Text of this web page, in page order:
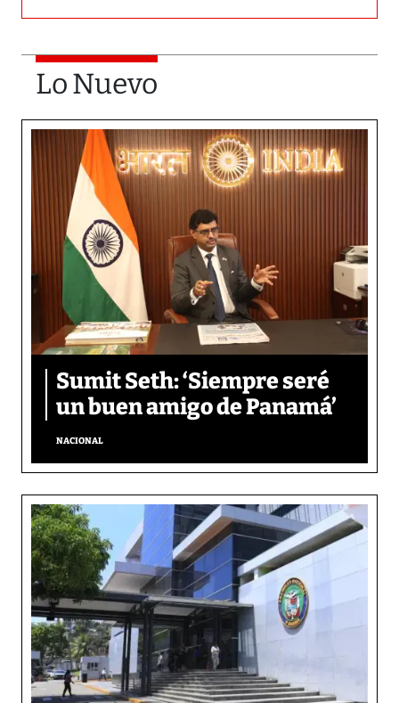
Lo Nuevo
Sumit Seth: ‘Siempre seré
un buen amigo de Panamá’
NACIONAL